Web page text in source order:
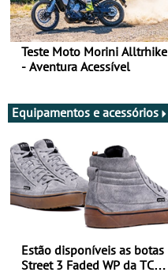
Teste Moto Morini Alltrhike
- Aventura Acessível
Equipamentos e acessórios
Estão disponíveis as botas
Street 3 Faded WP da TCX